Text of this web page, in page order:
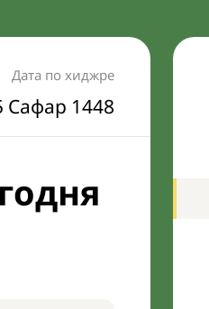
Дата по хиджре
Сафар 1448